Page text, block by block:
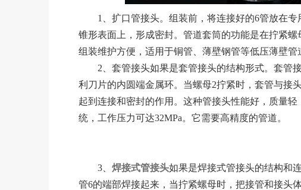
1、扩口管接头。组装前，将连接好的6管放在专
锥形表面上，形成密封。管道套筒的功能是在拧紧
组装维护方便，适用于铜管、薄壁钢管等低压薄壁管
2、套管接头如果是套管接头的结构形式。套管接
利刀片的内圆端金属环。当螺母2拧紧时，套管与接
起到连接和密封的作用。这种管接头性能好，质量
统，工作压力可达32MPa。它需要高精度的管道。
3、 焊接式管接头如果是焊接式管接头的结构和
管6的端部焊接起来，当拧紧螺母时，把接管和接头